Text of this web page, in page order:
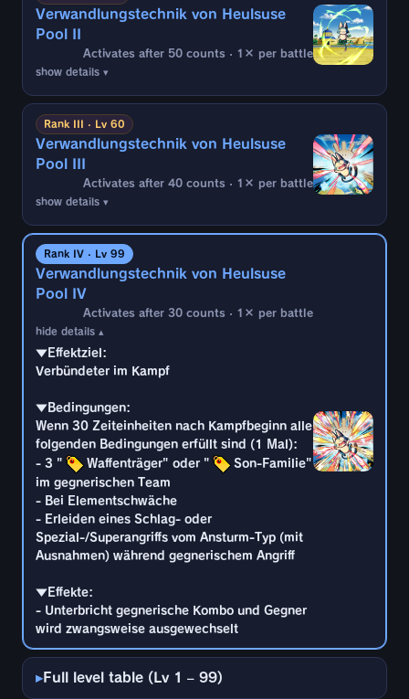
▼Bedingungen:
Wenn 80 Zeiteinheiten nach Kampfbeginn alle
folgenden Bedingungen erfüllt sind (1 Mal):
- 3 "
Waffenträger" oder "
im gegnerischen Team
- Erleiden eines Schlagangriffs während
gegnerischem Angriff
▼Effekte:
- Unterbricht gegnerische Kombo und Gegner
Verwandlungstechnik von Heulsuse
Pool II
Activates after 50 counts · 1× per battle
show details ▾
▼Effektziel:
▼Bedingungen:
Wenn 50 Zeiteinheiten nach Kampfbeginn alle
folgenden Bedingungen erfüllt sind (1 Mal):
- 3 "
Waffenträger" oder "
im gegnerischen Team
- Erleiden eines Schlag- oder
Spezial-/Superangriffs vom Ansturm-Typ (mit
Ausnahmen) während gegnerischem Angriff
▼Effekte:
- Unterbricht gegnerische Kombo und Gegner
wird zwangsweise ausgewechselt
Rank III · Lv 60
Verwandlungstechnik von Heulsuse
Pool III
Activates after 40 counts · 1× per battle
show details ▾
▼Effektziel:
▼Bedingungen:
Wenn 40 Zeiteinheiten nach Kampfbeginn alle
folgenden Bedingungen erfüllt sind (1 Mal):
- 3 "
Waffenträger" oder "
im gegnerischen Team
- Bei Elementschwäche
Spezial-/Superangriffs vom Ansturm-Typ (mit
Ausnahmen) während gegnerischem Angriff
▼Effekte:
- Unterbricht gegnerische Kombo und Gegner
wird zwangsweise ausgewechselt
Rank IV · Lv 99
Verwandlungstechnik von Heulsuse
Pool IV
Activates after 30 counts · 1× per battle
hide details ▴
▼Effektziel:
Verbündeter im Kampf
▼Bedingungen:
Wenn 30 Zeiteinheiten nach Kampfbeginn alle
folgenden Bedingungen erfüllt sind (1 Mal):
- 3 "
Waffenträger" oder "
Son-Familie"
im gegnerischen Team
- Bei Elementschwäche
- Erleiden eines Schlag- oder
Spezial-/Superangriffs vom Ansturm-Typ (mit
Ausnahmen) während gegnerischem Angriff
▼Effekte:
- Unterbricht gegnerische Kombo und Gegner
wird zwangsweise ausgewechselt
Full level table (Lv 1 – 99)